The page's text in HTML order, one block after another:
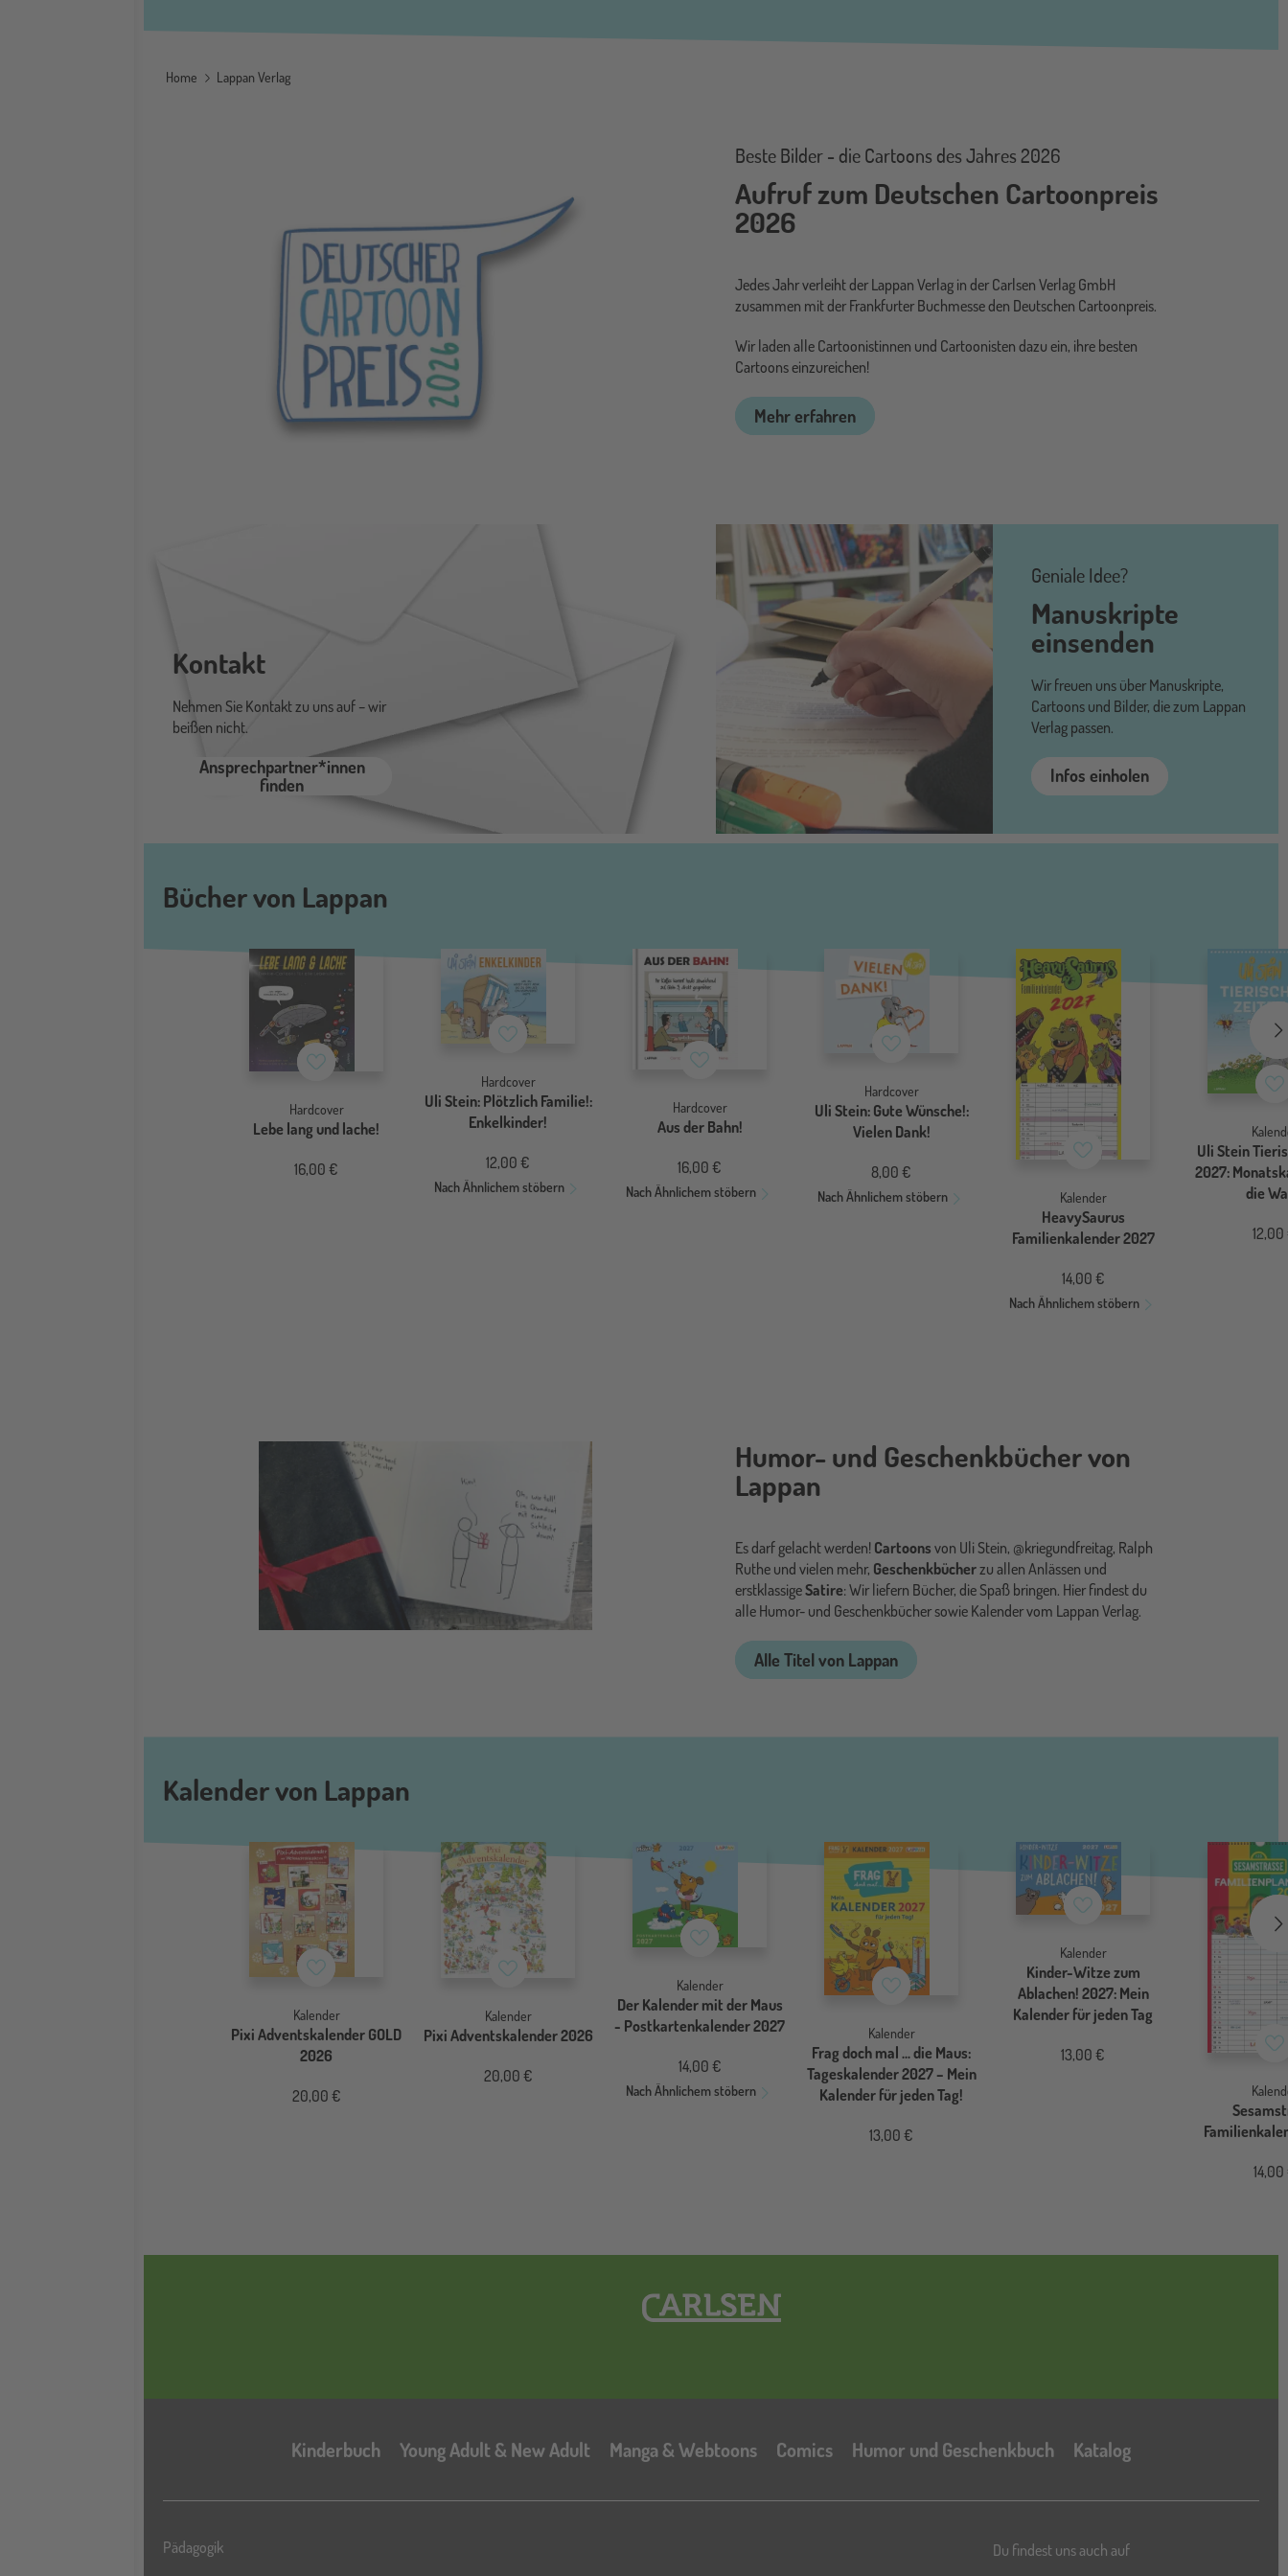
Home Lappan Verlag
Beste Bilder - die Cartoons des Jahres 2026
Aufruf zum Deutschen Cartoonpreis
2026
Jedes Jahr verleiht der Lappan Verlag in der Carlsen Verlag GmbH
zusammen mit der Frankfurter Buchmesse den Deutschen Cartoonpreis.
Wir laden alle Cartoonistinnen und Cartoonisten dazu ein, ihre besten
Cartoons einzureichen!
Mehr erfahren
Kontakt
Nehmen Sie Kontakt zu uns auf –wir
beißen nicht.
Ansprechpartner*innen
finden
Geniale Idee?
Manuskripte
einsenden
Wir freuen uns über Manuskripte,
Cartoons und Bilder, die zum Lappan
Verlag passen.
Infos einholen
Bücher von Lappan
Merkzettel
Hardcover
Lebe lang und lache!
16,00 €
Merkzettel
Hardcover
Uli Stein: Plötzlich Familie!:
Enkelkinder!
12,00 €
Nach Ähnlichem stöbern
Merkzettel
Hardcover
Aus der Bahn!
16,00 €
Nach Ähnlichem stöbern
Merkzettel
Hardcover
Uli Stein: Gute Wünsche!:
Vielen Dank!
8,00 €
Nach Ähnlichem stöbern
Merkzettel
Kalender
HeavySaurus
Familienkalender 2027
14,00 €
Nach Ähnlichem stöbern
Uli Stein
2027:
die
Humor- und Geschenkbücher von
Lappan
Es darf gelacht werden! Cartoons von Uli Stein, @kriegundfreitag, Ralph
Ruthe und vielen mehr, Geschenkbücherzu allen Anlässen und
erstklassigeSatire: Wir liefern Bücher, die Spaß bringen. Hier findest du
alle Humor- und Geschenkbücher sowie Kalender vom Lappan Verlag.
Alle Titel von Lappan
Kalender von Lappan
Merkzettel
Kalender
Pixi Adventskalender GOLD
2026
20,00 €
Merkzettel
Kalender
Pixi Adventskalender 2026
20,00 €
Merkzettel
Kalender
Der Kalender mit der Maus
- Postkartenkalender 2027
14,00 €
Nach Ähnlichem stöbern
Merkzettel
Kalender
Frag doch mal ... die Maus:
Tageskalender 2027 – Mein
Kalender für jeden Tag!
13,00 €
Merkzettel
Kalender
Kinder-Witze zum
Ablachen! 2027: Mein
Kalender für jeden Tag
13,00 €
Hauptnavigation
Kinderbuch Young Adult & New Adult Manga & Webtoons Comics Humor und Geschenkbuch Katalog
Katalog
Pädagogik Du findest uns auch auf